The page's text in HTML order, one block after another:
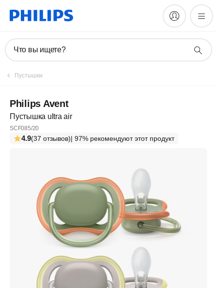
Что вы ищете?
Пустышки
Philips Avent
Пустышка ultra air
SCF085/20
4.9(37 отзывов)| 97% рекомендуют этот продукт